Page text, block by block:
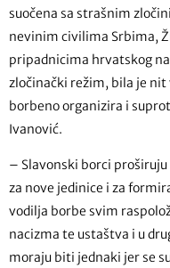
suočena sa strašnim
nevinim civilima Srbima,
pripadnicima hrvatskog
zločinački režim, bila je nit
borbeno organizira i
Ivanović.
– Slavonski borci
za nove jedinice i za
vodilja borbe svim
nacizma te ustaštva i u
moraju biti jednaki jer se